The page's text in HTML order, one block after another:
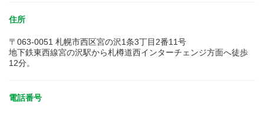
住所
〒063-0051 札幌市西区宮の沢1条3丁目2番11号
地下鉄東西線宮の沢駅から札樽道西インターチェンジ方面へ徒歩
12分。
電話番号